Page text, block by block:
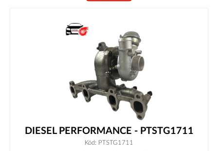
DIESEL PERFORMANCE - PTSTG1711
Kód: PTSTG1711